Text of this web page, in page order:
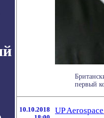
первый
10.10.2018
UP